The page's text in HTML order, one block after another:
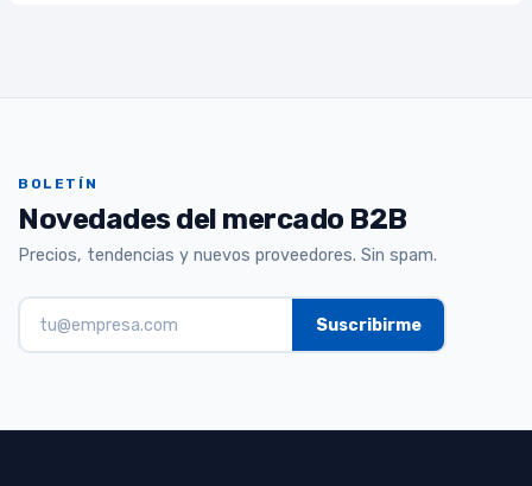
BOLETÍN
Novedades del mercado B2B
Precios, tendencias y nuevos proveedores. Sin spam.